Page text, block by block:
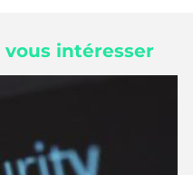
vous intéresser